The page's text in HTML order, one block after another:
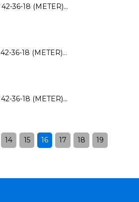
42-36-18 (METER)…
42-36-18 (METER)…
42-36-18 (METER)…
14 15 16 17 18
19